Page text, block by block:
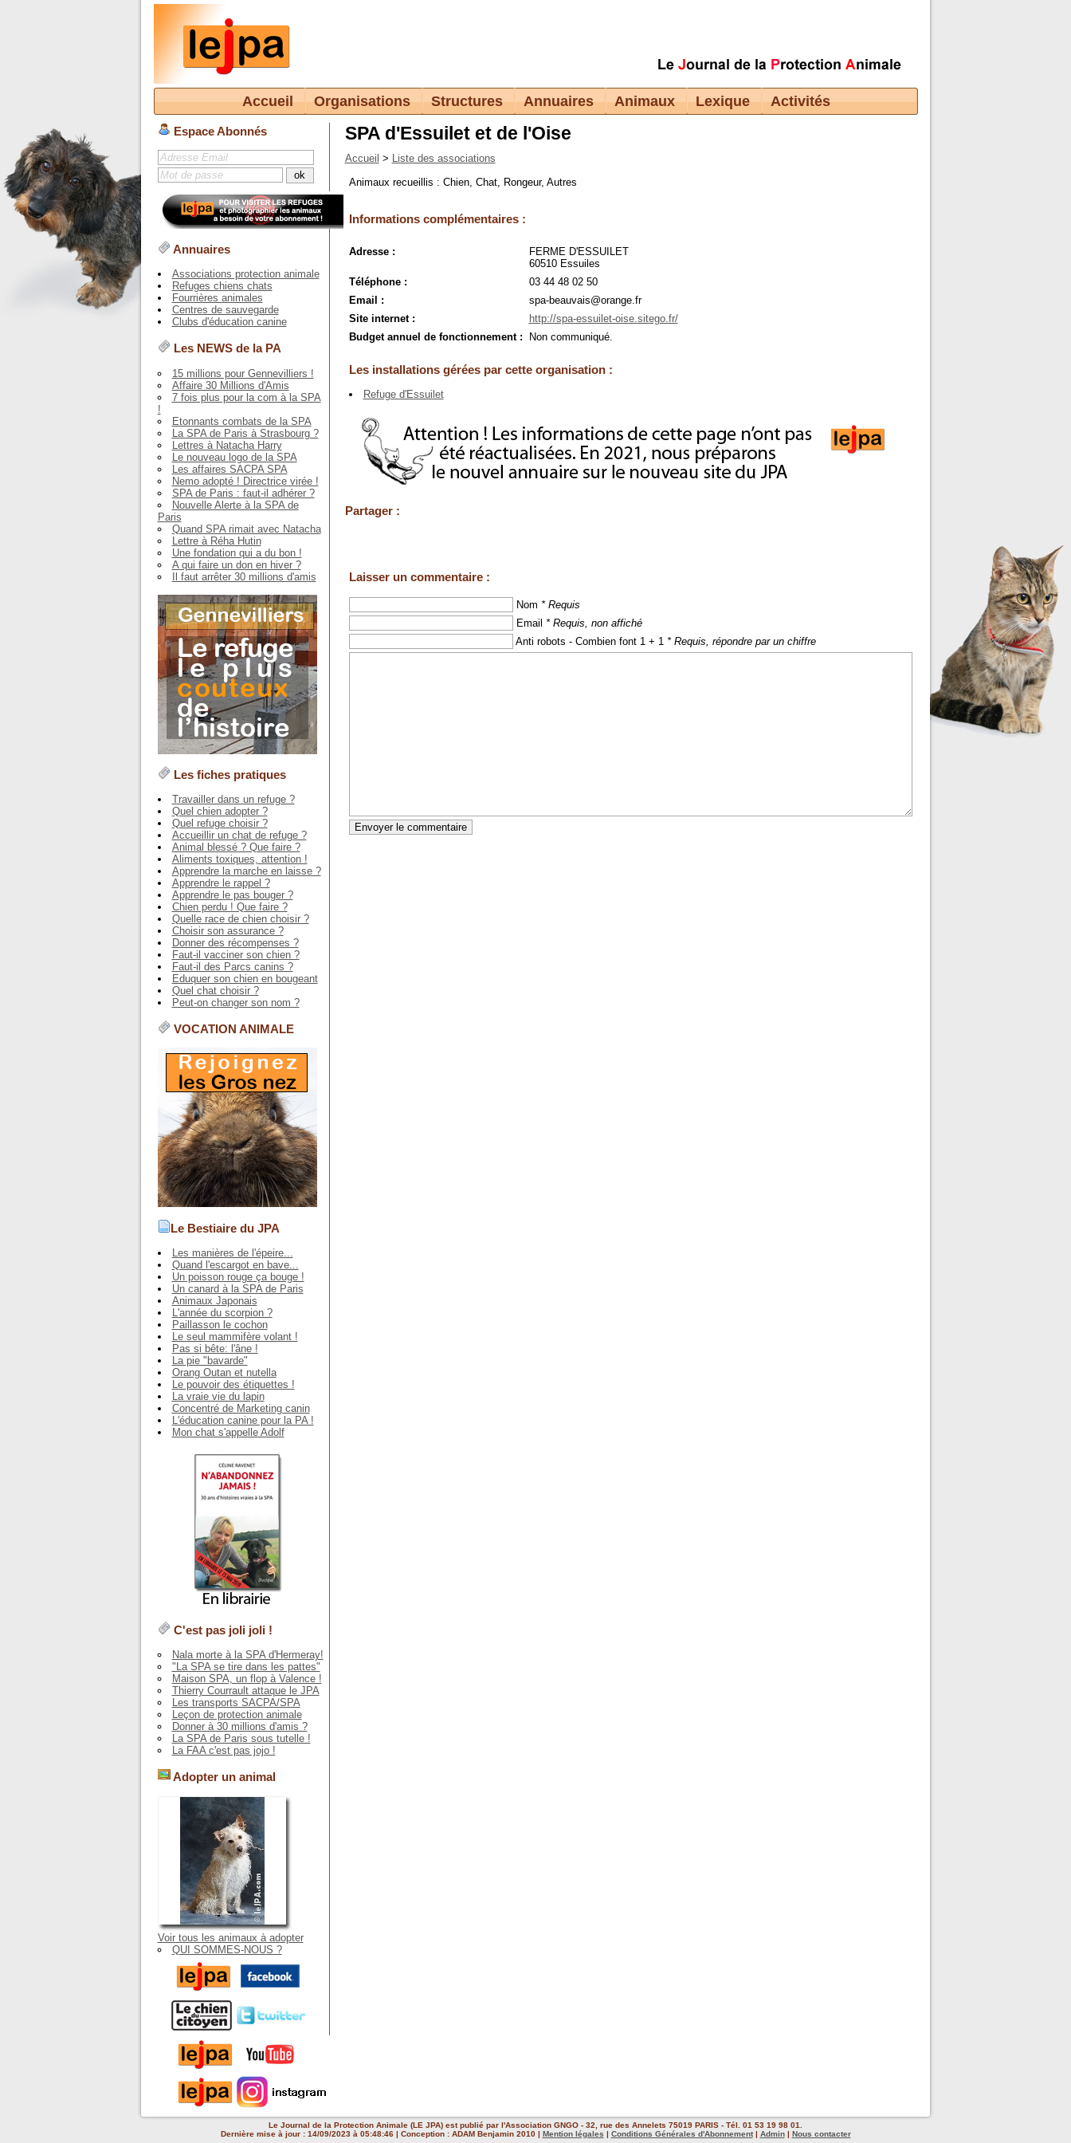
Accueil Organisations Structures Annuaires Animaux Lexique Activités
Espace Abonnés
Annuaires
Associations protection animale
Refuges chiens chats
Fourrières animales
Centres de sauvegarde
Clubs d'éducation canine
Les NEWS de la PA
15 millions pour Gennevilliers !
Affaire 30 Millions d'Amis
7 fois plus pour la com à la SPA
!
Etonnants combats de la SPA
La SPA de Paris à Strasbourg ?
Lettres à Natacha Harry
Le nouveau logo de la SPA
Les affaires SACPA SPA
Nemo adopté ! Directrice virée !
SPA de Paris : faut-il adhérer ?
Nouvelle Alerte à la SPA de
Paris
Quand SPA rimait avec Natacha
Lettre à Réha Hutin
Une fondation qui a du bon !
A qui faire un don en hiver ?
Il faut arrêter 30 millions d'amis
Les fiches pratiques
Travailler dans un refuge ?
Quel chien adopter ?
Quel refuge choisir ?
Accueillir un chat de refuge ?
Animal blessé ? Que faire ?
Aliments toxiques, attention !
Apprendre la marche en laisse ?
Apprendre le rappel ?
Apprendre le pas bouger ?
Chien perdu ! Que faire ?
Quelle race de chien choisir ?
Choisir son assurance ?
Donner des récompenses ?
Faut-il vacciner son chien ?
Faut-il des Parcs canins ?
Eduquer son chien en bougeant
Quel chat choisir ?
Peut-on changer son nom ?
VOCATION ANIMALE
Le Bestiaire du JPA
Les manières de l'épeire...
Quand l'escargot en bave...
Un poisson rouge ça bouge !
Un canard à la SPA de Paris
Animaux Japonais
L'année du scorpion ?
Paillasson le cochon
Le seul mammifère volant !
Pas si bête: l'âne !
La pie "bavarde"
Orang Outan et nutella
Le pouvoir des étiquettes !
La vraie vie du lapin
Concentré de Marketing canin
L'éducation canine pour la PA !
Mon chat s'appelle Adolf
C'est pas joli joli !
Nala morte à la SPA d'Hermeray!
"La SPA se tire dans les pattes"
Maison SPA, un flop à Valence !
Thierry Courrault attaque le JPA
Les transports SACPA/SPA
Leçon de protection animale
Donner à 30 millions d'amis ?
La SPA de Paris sous tutelle !
La FAA c'est pas jojo !
Adopter un animal
Voir tous les animaux à adopter
QUI SOMMES-NOUS ?
SPA d'Essuilet et de l'Oise
Accueil > Liste des associations
Animaux recueillis : Chien, Chat, Rongeur, Autres
Informations complémentaires :
Adresse :
FERME D'ESSUILET
60510 Essuiles
Téléphone :
03 44 48 02 50
Email :
spa-beauvais@orange.fr
Site internet :
http://spa-essuilet-oise.sitego.fr/
Budget annuel de fonctionnement :
Non communiqué.
Les installations gérées par cette organisation :
Refuge d'Essuilet
Partager :
Laisser un commentaire :
Nom * Requis
Email * Requis, non affiché
Anti robots - Combien font 1 + 1 * Requis, répondre par un chiffre
Le Journal de la Protection Animale (LE JPA) est publié par l'Association GNGO - 32, rue des Annelets 75019 PARIS - Tél. 01 53 19 98 01.
Dernière mise à jour : 14/09/2023 à 05:48:46 | Conception : ADAM Benjamin 2010 | Mention légales | Conditions Générales d'Abonnement| Admin| Nous contacter